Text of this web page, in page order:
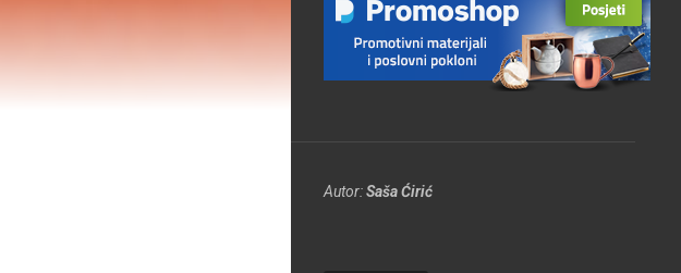
Autor:Saša Ćirić